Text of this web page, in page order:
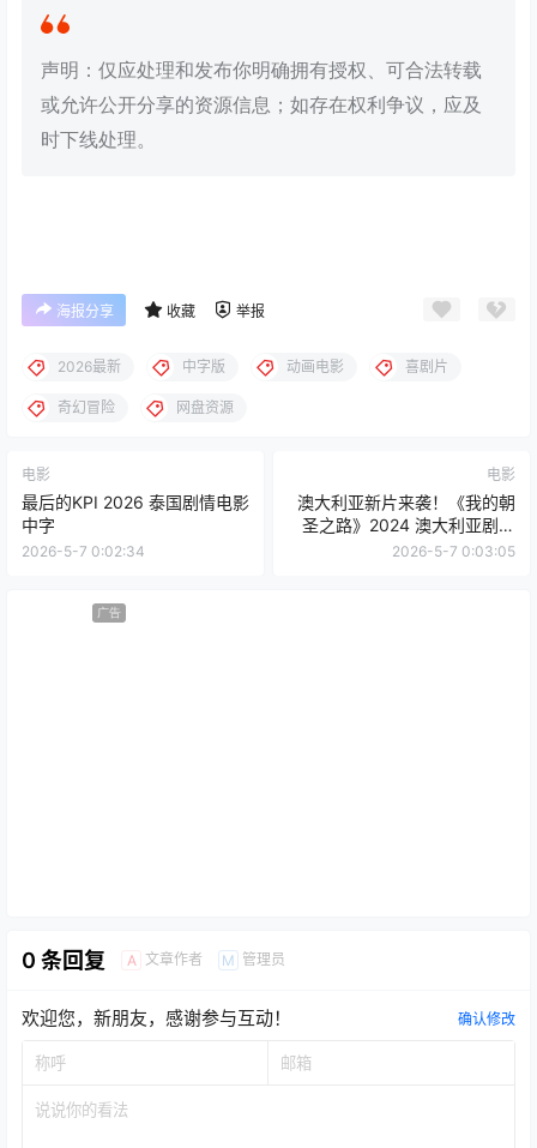
声明：仅应处理和发布你明确拥有授权、可合法转载
或允许公开分享的资源信息；如存在权利争议，应及
时下线处理。
海报分享 收藏 举报
2026最新 中字版 动画电影 喜剧片
奇幻冒险 网盘资源
电影
最后的KPI 2026 泰国剧情电影
中字
2026-5-7 0:02:34
电影
澳大利亚新片来袭！《我的朝
圣之路》2024 澳大利亚剧情
喜剧百度云网盘夸克下载
2026-5-7 0:03:05
广告
0 条回复 A 文章作者 M 管理员
欢迎您，新朋友，感谢参与互动！ 确认修改